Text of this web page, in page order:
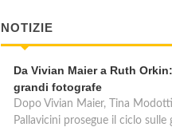
NOTIZIE
Da Vivian Maier a Ruth
grandi fotografe
Dopo Vivian Maier, Tina
Pallavicini prosegue il ciclo